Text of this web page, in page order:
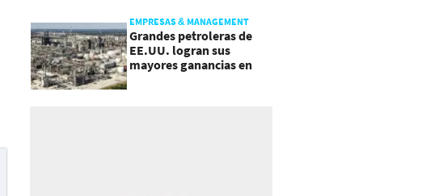
EMPRESAS & MANAGEMENT
Grandes petroleras de
EE.UU. logran sus
mayores ganancias en